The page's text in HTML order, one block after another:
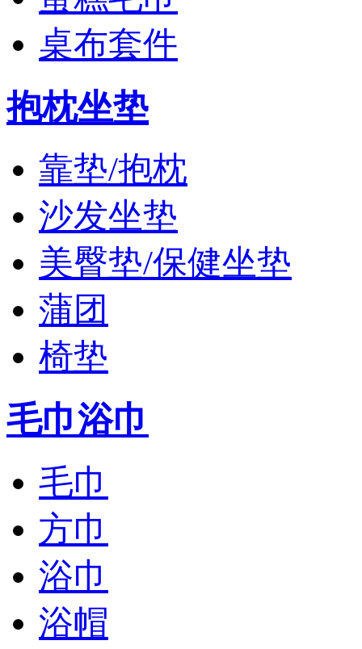
桌布套件
抱枕坐垫
靠垫/抱枕
沙发坐垫
美臀垫/保健坐垫
蒲团
椅垫
毛巾浴巾
毛巾
方巾
浴巾
浴帽